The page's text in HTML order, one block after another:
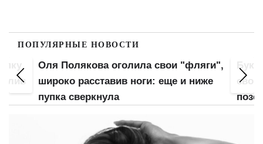
ПОПУЛЯРНЫЕ НОВОСТИ
Оля Полякова оголила свои "фляги",
широко расставив ноги: еще и ниже
пупка сверкнула